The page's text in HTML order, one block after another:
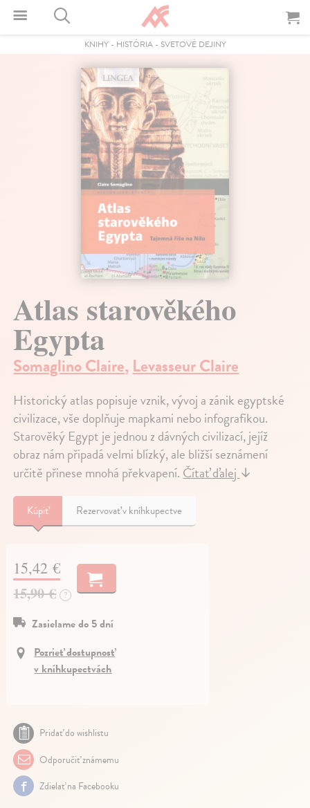
KNIHY- HISTÓRIA- SVETOVÉ DEJINY
Atlas starověkého
Egypta
Somaglino Claire,Levasseur Claire
Historický atlas popisuje vznik, vývoj a zánik egyptské
civilizace, vše doplňuje mapkami nebo infografikou.
Starověký Egypt je jednou z dávných civilizací, jejíž
obraz nám připadá velmi blízký, ale bližší seznámení
určitě přinese mnohá překvapení.Čítať ďalej↓
Kúpiť Rezervovať v kníhkupectve
15,42 €
15,90 €
?
Zasielame do 5 dní
Pozrieť dostupnosť
v kníhkupectvách
Pridať do wishlistu
Odporučiť známemu
Zdielať na Facebooku